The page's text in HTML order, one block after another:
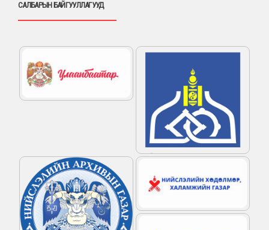
САЛБАРЫН БАЙГУУЛЛАГУУД